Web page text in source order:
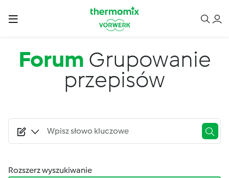
Forum Grupowanie
przepisów
Rozszerz wyszukiwanie